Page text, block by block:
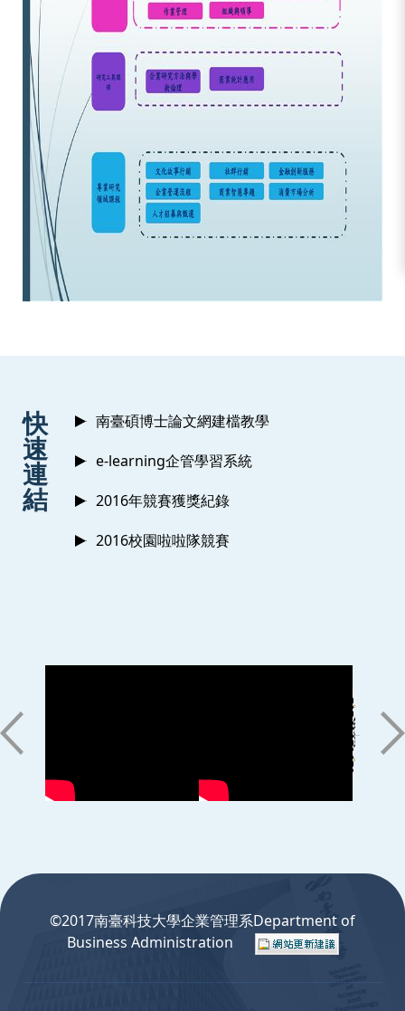
快
速
連
結
南臺碩博士論文網建檔教學
e-learning企管學習系統
2016年競賽獲獎紀錄
2016校園啦啦隊競賽
©2017南臺科技大學企業管理系Department of
Business Administration